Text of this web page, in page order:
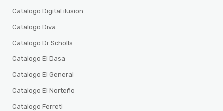
Catalogo Digital ilusion
Catalogo Diva
Catalogo Dr Scholls
Catalogo El Dasa
Catalogo El General
Catalogo El Norteño
Catalogo Ferreti